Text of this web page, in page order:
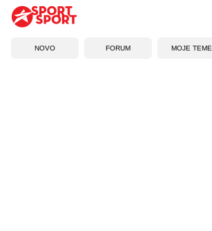
NOVO FORUM MOJE TEME